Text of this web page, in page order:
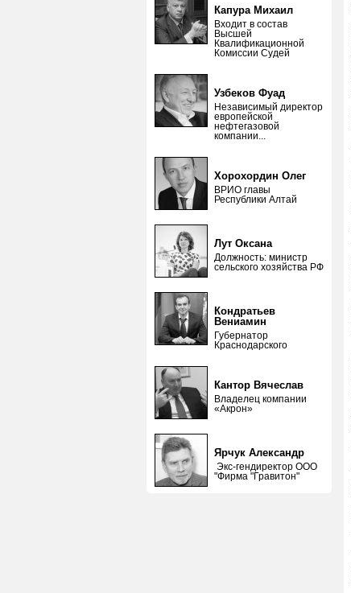
Капура Михаил
Входит в состав
Высшей
Квалификационной
Комиссии Судей
Узбеков Фуад
Независимый директор
европейской
нефтегазовой
компании...
Хорохордин Олег
ВРИО главы
Республики Алтай
Лут Оксана
Должность: министр
сельского хозяйства РФ
Кондратьев
Вениамин
Губернатор
Краснодарского
Кантор Вячеслав
Владелец компании
«Акрон»
Ярчук Александр
Экс-гендиректор ООО
"Фирма "Гравитон"